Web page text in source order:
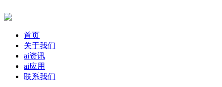
首页
关于我们
ai资讯
ai应用
联系我们